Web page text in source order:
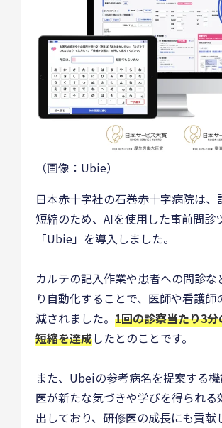
（画像：Ubie）
日本赤十字社の石巻赤十字病院は、
短縮のため、AIを使用した事前問診
「Ubie」を導入しました。
カルテの記入作業や患者への問診な
り自動化することで、医師や看護師
減されました。 1回の診察当たり3
短縮を達成したとのことです。
また、Ubeiの参考病名を提案する
医が新たな気づきや学びを得られる
出しており、研修医の成長にも貢献